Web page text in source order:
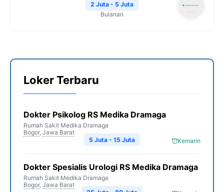
2 Juta - 5 Juta
Bulanan
Loker Terbaru
Dokter Psikolog RS Medika Dramaga
Rumah Sakit Medika Dramaga
Bogor, Jawa Barat
Kemarin
5 Juta - 15 Juta
Dokter Spesialis Urologi RS Medika Dramaga
Rumah Sakit Medika Dramaga
Bogor, Jawa Barat